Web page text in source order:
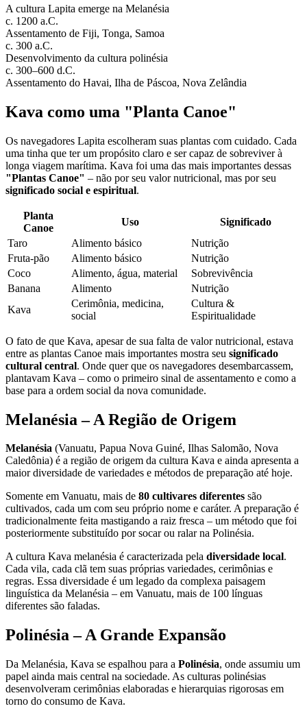
A cultura Lapita emerge na Melanésia
c. 1200 a.C.
Assentamento de Fiji, Tonga, Samoa
c. 300 a.C.
Desenvolvimento da cultura polinésia
c. 300–600 d.C.
Assentamento do Havai, Ilha de Páscoa, Nova Zelândia
Kava como uma "Planta Canoe"
Os navegadores Lapita escolheram suas plantas com cuidado. Cada
uma tinha que ter um propósito claro e ser capaz de sobreviver à
longa viagem marítima. Kava foi uma das mais importantes dessas
"Plantas Canoe" – não por seu valor nutricional, mas por seu
significado social e espiritual.
Planta
Canoe
Uso
Significado
Taro
Alimento básico
Nutrição
Fruta-pão
Alimento básico
Nutrição
Coco
Alimento, água, material
Sobrevivência
Banana
Alimento
Nutrição
Kava
Cerimônia, medicina,
social
Cultura &
Espiritualidade
O fato de que Kava, apesar de sua falta de valor nutricional, estava
entre as plantas Canoe mais importantes mostra seu significado
cultural central. Onde quer que os navegadores desembarcassem,
plantavam Kava – como o primeiro sinal de assentamento e como a
base para a ordem social da nova comunidade.
Melanésia – A Região de Origem
Melanésia (Vanuatu, Papua Nova Guiné, Ilhas Salomão, Nova
Caledônia) é a região de origem da cultura Kava e ainda apresenta a
maior diversidade de variedades e métodos de preparação até hoje.
Somente em Vanuatu, mais de 80 cultivares diferentes são
cultivados, cada um com seu próprio nome e caráter. A preparação é
tradicionalmente feita mastigando a raiz fresca – um método que foi
posteriormente substituído por socar ou ralar na Polinésia.
A cultura Kava melanésia é caracterizada pela diversidade local.
Cada vila, cada clã tem suas próprias variedades, cerimônias e
regras. Essa diversidade é um legado da complexa paisagem
linguística da Melanésia – em Vanuatu, mais de 100 línguas
diferentes são faladas.
Polinésia – A Grande Expansão
Da Melanésia, Kava se espalhou para a Polinésia, onde assumiu um
papel ainda mais central na sociedade. As culturas polinésias
desenvolveram cerimônias elaboradas e hierarquias rigorosas em
torno do consumo de Kava.